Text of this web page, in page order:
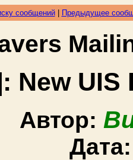
сообщений| Предыдущее
New UIS
Автор: